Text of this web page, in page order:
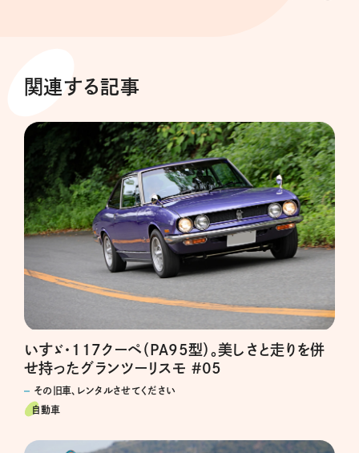
関連する記事
いすゞ・117クーペ（PA95型）。美しさと走りを併
せ持ったグランツーリスモ #05
その旧車、レンタルさせてください
自動車